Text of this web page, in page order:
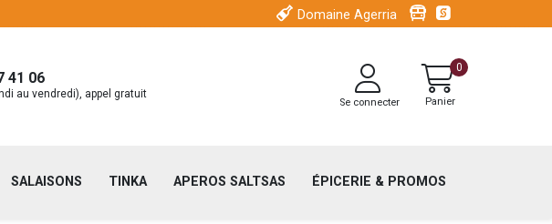
Menu
Domaine Agerria
41 06
au vendredi), appel gratuit
Menu
du
l'utilisateur
Se connecter Panier
0
SALAISONS TINKA APEROS SALTSAS ÉPICERIE & PROMOS